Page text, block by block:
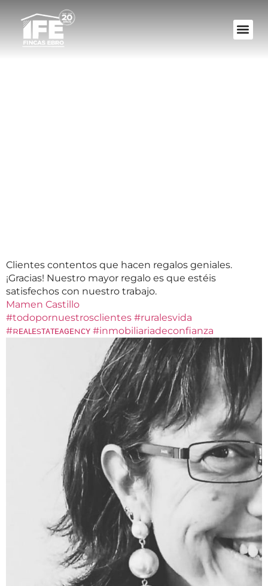
Clientes contentos que hacen regalos geniales.
¡Gracias! Nuestro mayor regalo es que estéis
satisfechos con nuestro trabajo.
Mamen Castillo
#todopornuestrosclientes #ruralesvida
#ʀᴇᴀʟᴇsᴛᴀᴛᴇᴀɢᴇɴᴄʏ #inmobiliariadeconfianza